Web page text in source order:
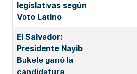
legislativas según
Voto Latino
El Salvador:
Presidente Nayib
Bukele ganó la
candidatura